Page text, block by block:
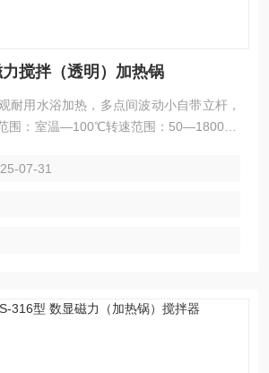
搅拌（透明）加热锅
耐用水浴加热，多点间波动小自带立杆，
围：室温—100℃转速范围：50—1800转/
，精度±0.2℃内、外传感器可交替测控
看反应过程
07-31